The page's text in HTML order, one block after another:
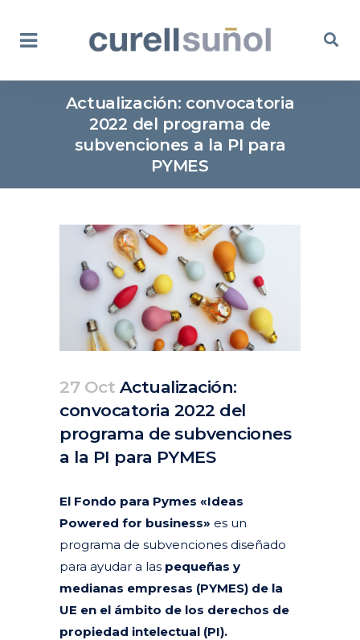
Actualización: convocatoria
2022 del programa de
subvenciones a la PI para
PYMES
27 Oct Actualización:
convocatoria 2022 del
programa de subvenciones
a la PI para PYMES
El Fondo para Pymes «Ideas
Powered for business» es un
programa de subvenciones diseñado
para ayudar a las pequeñas y
medianas empresas (PYMES) de la
UE en el ámbito de los derechos de
propiedad intelectual (PI).